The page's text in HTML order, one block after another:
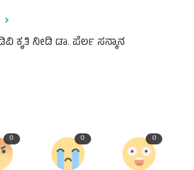
ಕೃತಿ ನೀಡಿ ಡಾ. ಪೆರ್ಲ ಸನ್ಮಾನ
0 0 0